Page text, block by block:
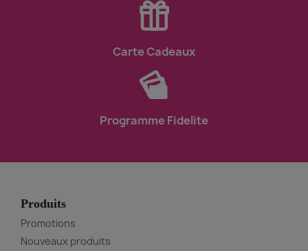
Carte Cadeaux
Programme Fidelite
En plus de fournir des produits de haute qualité,
conçues pour les professionnels souhaitant maîtriser
passionnés, ces sessions sont l'occasion idéale de
une ambiance conviviale.
, notre mission est de vous fournir
pleine santé. Venez découvrir notre boutique en ligne
Produits
Promotions
Nouveaux produits